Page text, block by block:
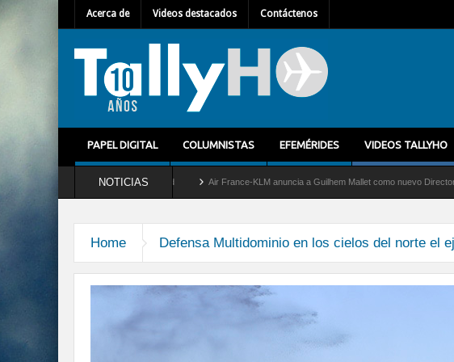
Acerca de Videos destacados Contáctenos
PAPEL DIGITAL COLUMNISTAS EFEMÉRIDES VIDEOS TALLYHO
NOTICIAS
del servicio al C-2 Greyhound Air France-KLM anuncia a Guilhem Mallet como nuevo Director
Home Defensa Multidominio en los cielos del norte el
en-chile-02